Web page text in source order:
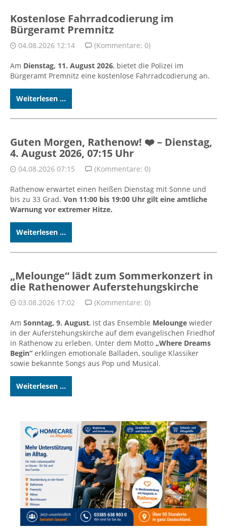
Kostenlose Fahrradcodierung im
Bürgeramt Premnitz
04.08.2026 12:14 (Kommentare: 0)
Am Dienstag, 11. August 2026, bietet die Polizei im
Bürgeramt Premnitz eine kostenlose Fahrradcodierung an.
Weiterlesen ...
Guten Morgen, Rathenow! ❤️ – Dienstag,
4. August 2026, 07:15 Uhr
04.08.2026 07:15 (Kommentare: 0)
Rathenow erwartet einen heißen Dienstag mit Sonne und
bis zu 33 Grad. Von 11:00 bis 19:00 Uhr gilt eine amtliche
Warnung vor extremer Hitze.
Weiterlesen ...
„Melounge“ lädt zum Sommerkonzert in
die Rathenower Auferstehungskirche
03.08.2026 17:02 (Kommentare: 0)
Am Sonntag, 9. August, ist das Ensemble Melounge wieder
in der Auferstehungskirche auf dem evangelischen Friedhof
in Rathenow zu erleben. Unter dem Motto „Where Dreams
Begin“ erklingen emotionale Balladen, soulige Klassiker
sowie bekannte Songs aus Pop und Musical.
Weiterlesen ...